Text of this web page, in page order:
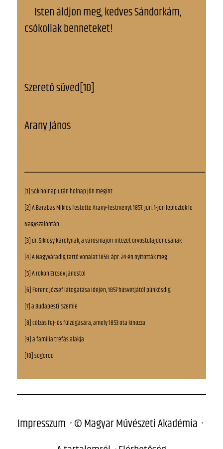
Isten áldjon meg, kedves Sándorkám,
csókollak benneteket!
Szerető süved[10]
Arany János
_________________________________
[1] Sok holnap után holnap jön megint
[2] A Barabás Miklós festette Arany-festményt 1857. jún. 1-jén leplezték le
Nagyszalontán.
[3] dr. Siklósy Károlynak, a városmajori intézet orvostulajdonosának
[4] A Nagyváradig tartó vonalat 1858. ápr. 24-én nyitották meg.
[5] A rokon Ercsey Jánostól
[6] Ferenc József látogatása idején, 1857 húsvétjától pünkösdig
[7] a Budapesti Szemle
[8] célzás fej- és fülzúgására, amely 1853 óta kínozza
[9] a família tréfás alakja
[10] sógorod
Impresszum © Magyar Művészeti Akadémia